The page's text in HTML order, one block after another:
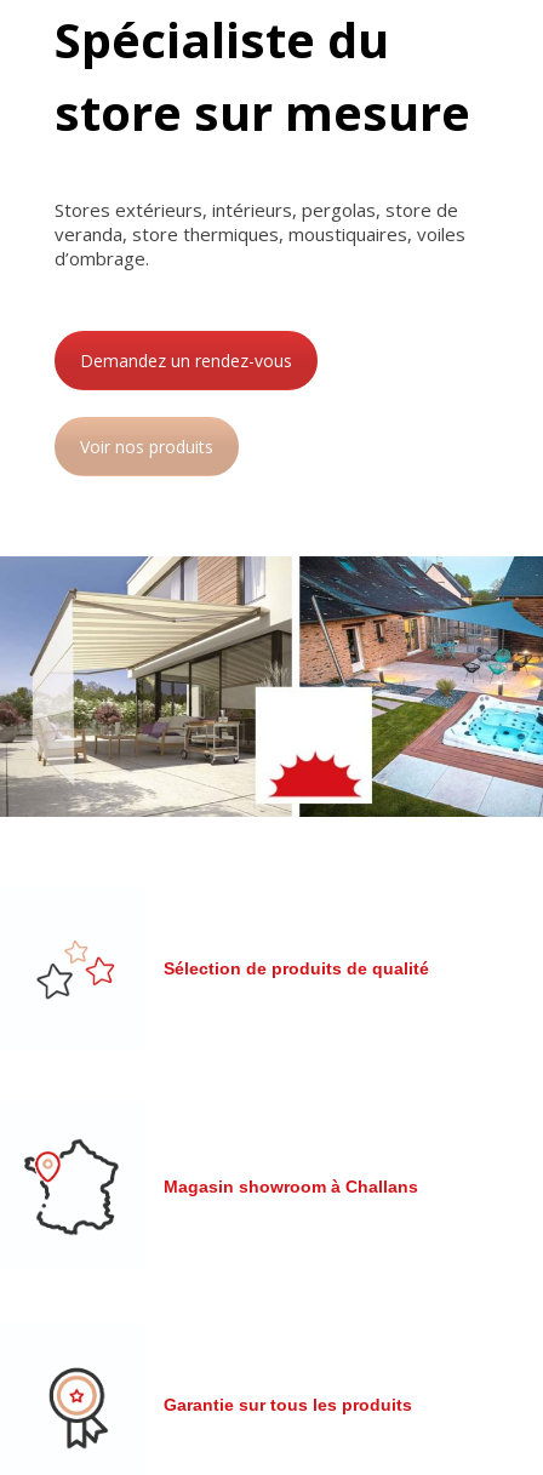
Spécialiste du
store sur mesure
Stores extérieurs, intérieurs, pergolas, store de
veranda, store thermiques, moustiquaires, voiles
d’ombrage.
Demandez un rendez-vous
Voir nos produits
Sélection de produits de qualité
Magasin showroom à Challans
Garantie sur tous les produits